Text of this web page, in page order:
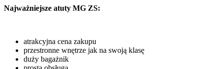
Najważniejsze atuty MG ZS:
atrakcyjna cena zakupu
przestronne wnętrze jak na swoją klasę
duży bagażnik